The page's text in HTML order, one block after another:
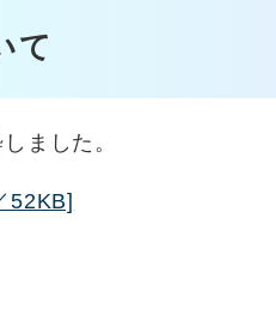
て
ました。
52KB]